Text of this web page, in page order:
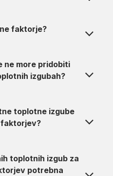
Kdo izračuna korekturne faktorje?
podatkov o celotnih toplotnih izgubah?
za namen korekturnih faktorjev?